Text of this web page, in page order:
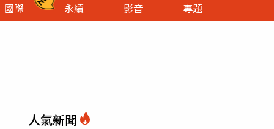
國際 永續 影音 專題
人氣新聞